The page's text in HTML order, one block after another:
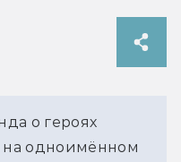
о героях
на одноимённом